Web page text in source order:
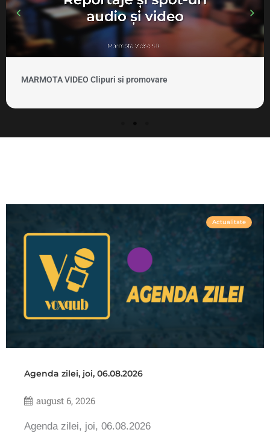
MARMOTA VIDEO Clipuri si promovare
Actualitate
Agenda zilei, joi, 06.08.2026
august 6, 2026
Agenda zilei, joi, 06.08.2026